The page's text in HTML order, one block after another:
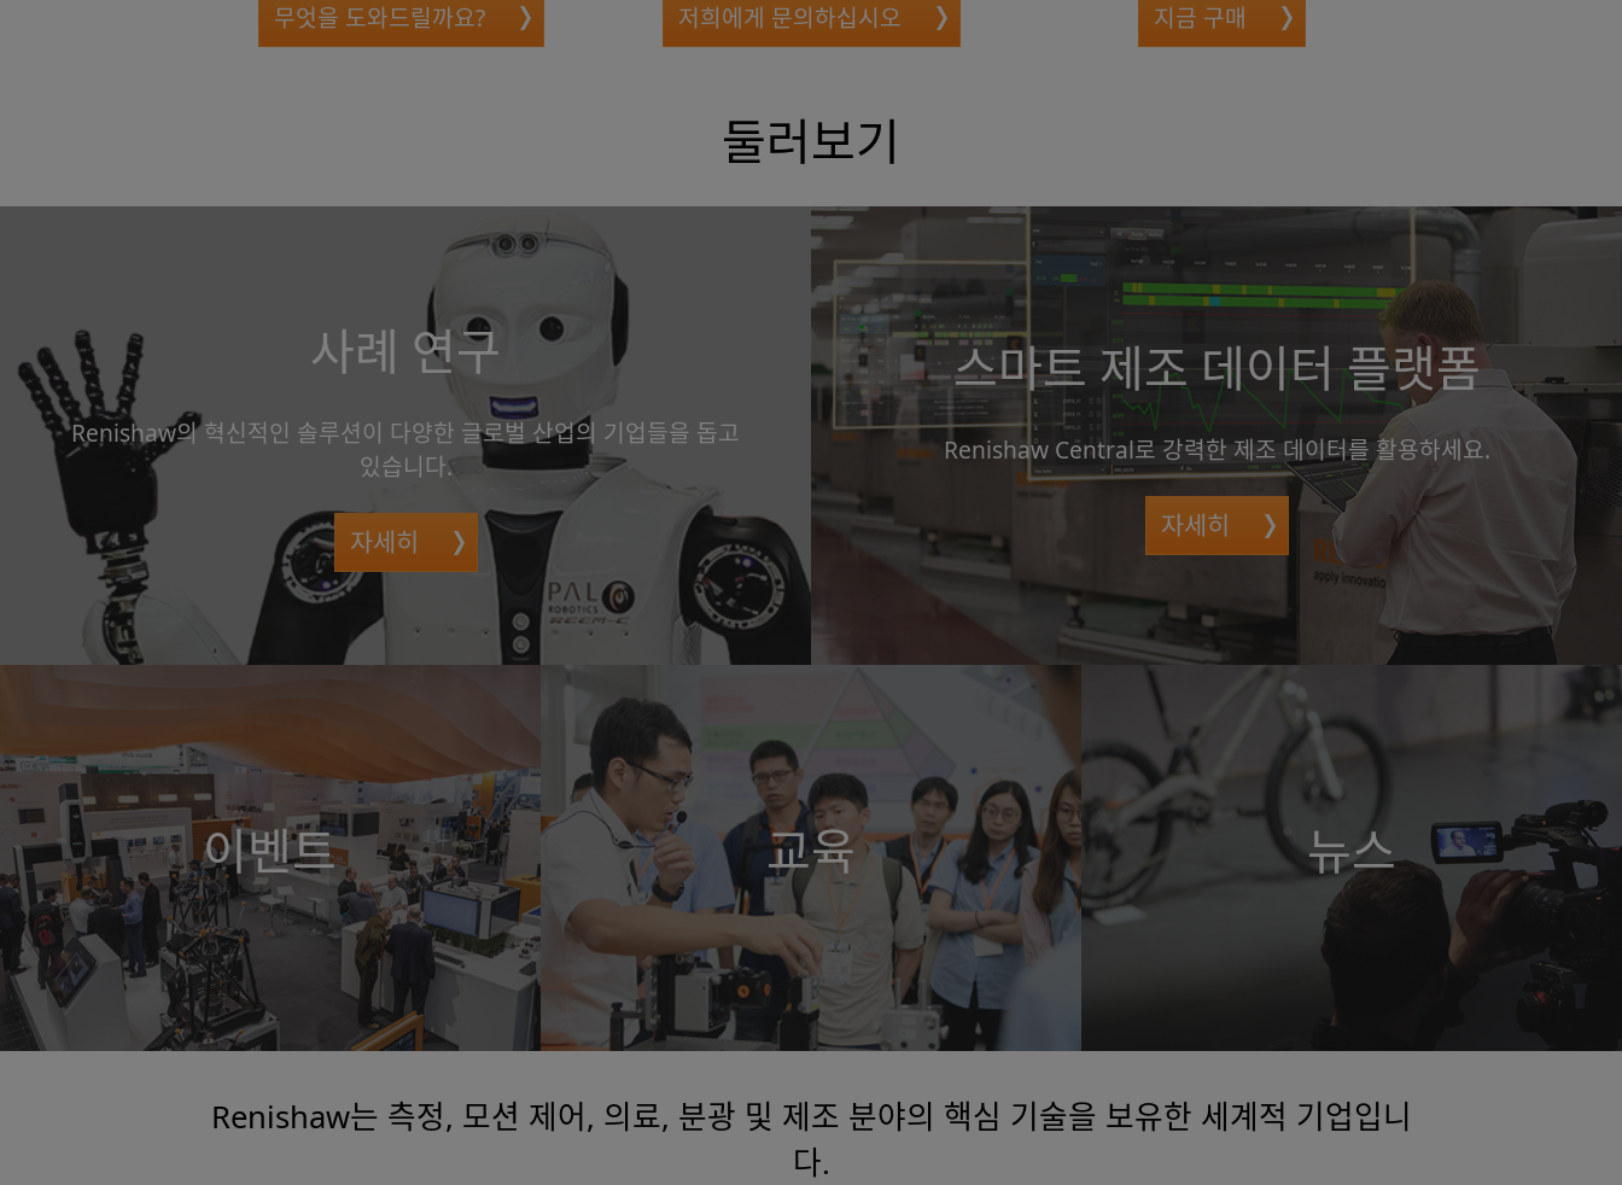
무엇을 도와드릴까요? 저희에게 문의하십시오 지금 구매
둘러보기
사례 연구
Renishaw의 혁신적인 솔루션이 다양한 글로벌 산업의 기업들을 돕고
있습니다.
자세히
스마트 제조 데이터 플랫폼
Renishaw Central로 강력한 제조 데이터를 활용하세요.
자세히
이벤트 교육 뉴스
Renishaw는 측정, 모션 제어, 의료, 분광 및 제조 분야의 핵심 기술을 보유한 세계적 기업입니
다.